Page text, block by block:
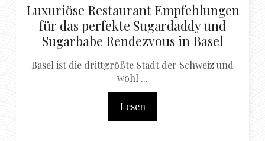
Luxuriöse Restaurant Empfehlungen
für das perfekte Sugardaddy und
Sugarbabe Rendezvous in Basel
Basel ist die drittgrößte Stadt der Schweiz und
wohl ...
Lesen